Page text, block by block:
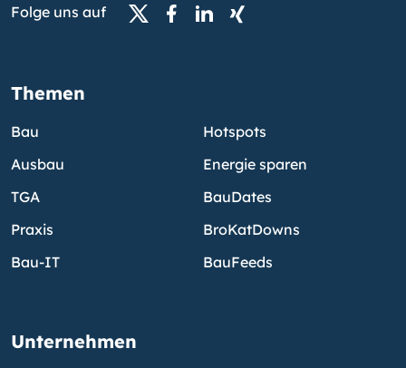
Folge uns auf
Themen
Bau
Ausbau
TGA
Praxis
Bau-IT
Hotspots
Energie sparen
BauDates
BroKatDowns
BauFeeds
Unternehmen